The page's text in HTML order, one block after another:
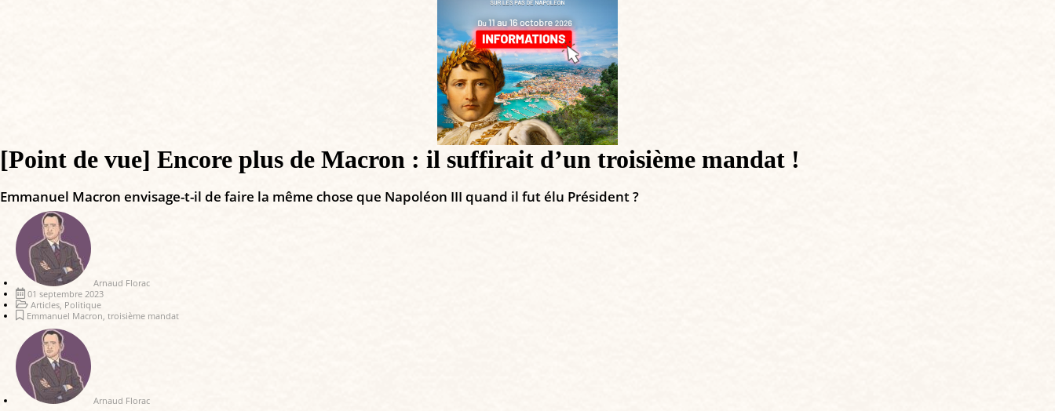
[Point de vue] Encore plus de Macron : il suffirait d’un troisième mandat !
Emmanuel Macron envisage-t-il de faire la même chose que Napoléon III quand il fut élu Président ?
Arnaud Florac
01 septembre 2023
Articles Politique
Emmanuel Macron troisième mandat
Arnaud Florac